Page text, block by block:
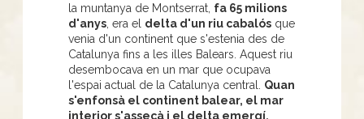
la muntanya de Montserrat, fa 65 milions
d'anys , era el delta d'un riu cabalós que
venia d'un continent que s'estenia des de
Catalunya fins a les illes Balears. Aquest riu
desembocava en un mar que ocupava
l'espai actual de la Catalunya central. Quan
s'enfonsà el continent balear, el mar
interior s'assecà i el delta emergí.